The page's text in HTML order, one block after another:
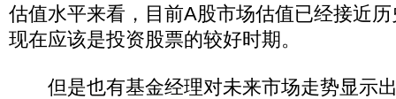
估值水平来看，目前A股市场估值已经接近
现在应该是投资股票的较好时期。
但是也有基金经理对未来市场走势显示